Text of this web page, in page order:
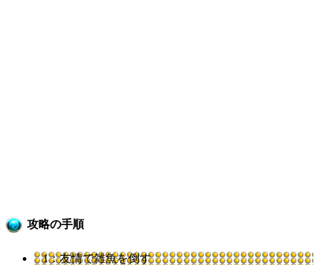
攻略の手順
1：友情で雑魚を倒す